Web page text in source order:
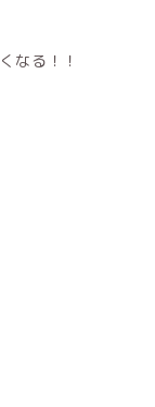
なる！！